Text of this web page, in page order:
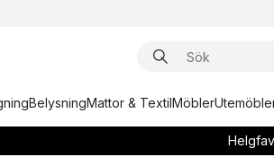
BelysningMattor & TextilMöbler